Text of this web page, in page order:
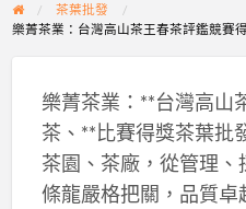
茶葉批發
樂菁茶業：台灣高山茶王春茶評鑑競賽
樂菁茶業：**台灣高山
茶、**比賽得獎茶葉批
茶園、茶廠，從管理
條龍嚴格把關，品質卓